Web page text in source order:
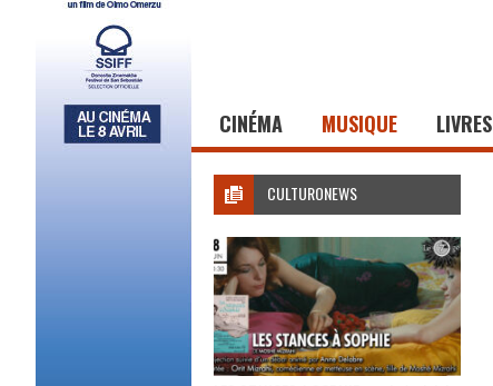
CINÉMA MUSIQUE LIVRES
CULTURONEWS